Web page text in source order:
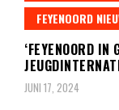
FEYENOORD
‘FEYENOORD
JUNI 17, 2024